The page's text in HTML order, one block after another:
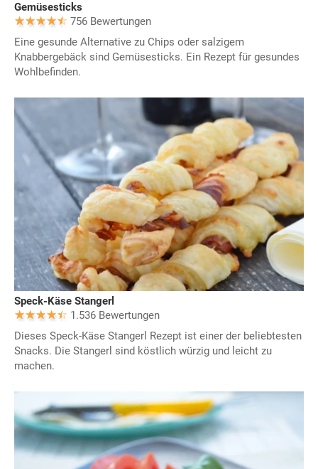
Gemüsesticks
756 Bewertungen
Eine gesunde Alternative zu Chips oder salzigem
Knabbergebäck sind Gemüsesticks. Ein Rezept für gesundes
Wohlbefinden.
Speck-Käse Stangerl
1.536 Bewertungen
Dieses Speck-Käse Stangerl Rezept ist einer der beliebtesten
Snacks. Die Stangerl sind köstlich würzig und leicht zu
machen.